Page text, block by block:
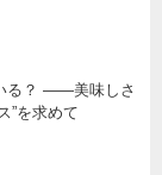
る？ ――美味しさ
”を求めて